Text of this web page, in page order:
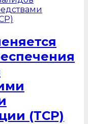
(ТСР)